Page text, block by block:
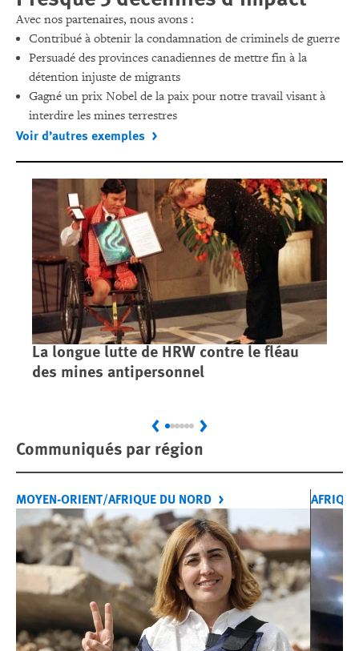
Avec nos partenaires, nous avons :
Contribué à obtenir la condamnation de criminels de guerre
Persuadé des provinces canadiennes de mettre fin à la
détention injuste de migrants
Gagné un prix Nobel de la paix pour notre travail visant à
interdire les mines terrestres
Voir d’autres exemples
La longue lutte de HRW contre le fléau
des mines antipersonnel
PreviousNext
Communiqués par région
MOYEN-ORIENT/AFRIQUE DU NORD AFRIQUE